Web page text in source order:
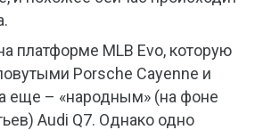
платформе MLB Evo, которую
Porsche Cayenne и
еще – «народным» (на фоне
Audi Q7. Однако одно